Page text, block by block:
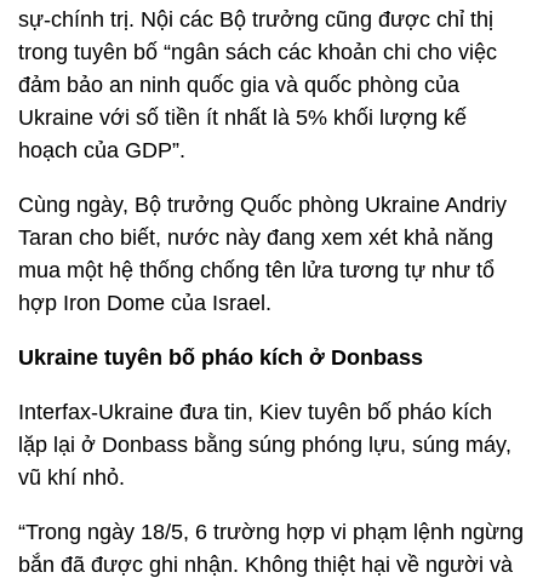
sự-chính trị. Nội các Bộ trưởng cũng được chỉ thị
trong tuyên bố “ngân sách các khoản chi cho việc
đảm bảo an ninh quốc gia và quốc phòng của
Ukraine với số tiền ít nhất là 5% khối lượng kế
hoạch của GDP”.
Cùng ngày, Bộ trưởng Quốc phòng Ukraine Andriy
Taran cho biết, nước này đang xem xét khả năng
mua một hệ thống chống tên lửa tương tự như tổ
hợp Iron Dome của Israel.
Ukraine tuyên bố pháo kích ở Donbass
Interfax-Ukraine đưa tin, Kiev tuyên bố pháo kích
lặp lại ở Donbass bằng súng phóng lựu, súng máy,
vũ khí nhỏ.
“Trong ngày 18/5, 6 trường hợp vi phạm lệnh ngừng
bắn đã được ghi nhận. Không thiệt hại về người và